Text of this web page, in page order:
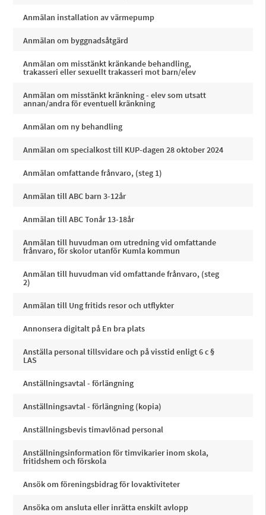
Anmälan installation av värmepump
Anmälan om byggnadsåtgärd
Anmälan om misstänkt kränkande behandling,
trakasseri eller sexuellt trakasseri mot barn/elev
Anmälan om misstänkt kränkning - elev som utsatt
annan/andra för eventuell kränkning
Anmälan om ny behandling
Anmälan om specialkost till KUP-dagen 28 oktober 2024
Anmälan omfattande frånvaro, (steg 1)
Anmälan till ABC barn 3-12år
Anmälan till ABC Tonår 13-18år
Anmälan till huvudman om utredning vid omfattande
frånvaro, för skolor utanför Kumla kommun
Anmälan till huvudman vid omfattande frånvaro, (steg
2)
Anmälan till Ung fritids resor och utflykter
Annonsera digitalt på En bra plats
Anställa personal tillsvidare och på visstid enligt 6 c §
LAS
Anställningsavtal - förlängning
Anställningsavtal - förlängning (kopia)
Anställningsbevis timavlönad personal
Anställningsinformation för timvikarier inom skola,
fritidshem och förskola
Ansök om föreningsbidrag för lovaktiviteter
Ansöka om ansluta eller inrätta enskilt avlopp